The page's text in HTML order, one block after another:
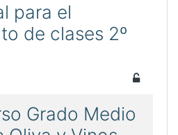
para el
de clases 2º
Grado Medio